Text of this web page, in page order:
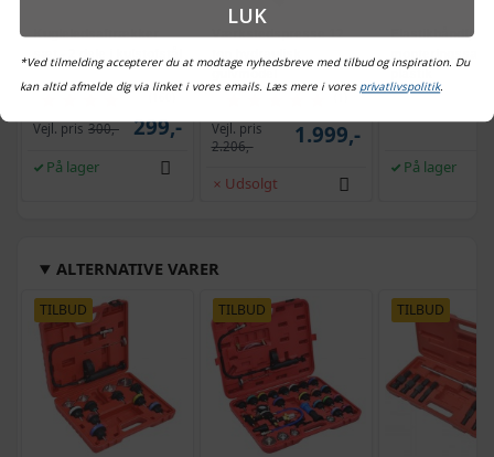
Kugleledsaftrækker
Vejl. pris 300,- 299,-
På lager
Værkstedspresse 12
gulvmodel
Vejl. pris
2.206,-
1.999,-
Udsolgt
plastik
På lager
ALTERNATIVE VARER
TILBUD TILBUD TILBUD
LUK
*Ved tilmelding accepterer du at modtage nyhedsbreve med tilbud og inspiration. Du
kan altid afmelde dig via linket i vores emails. Læs mere i vores privatlivspolitik.